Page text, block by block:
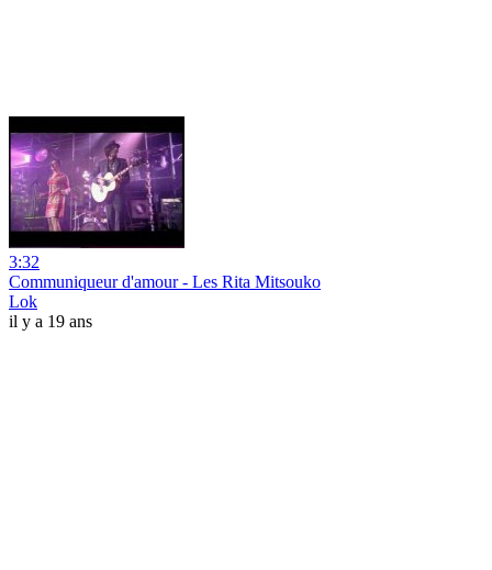
3:32
Communiqueur d'amour - Les Rita Mitsouko
Lok
il y a 19 ans